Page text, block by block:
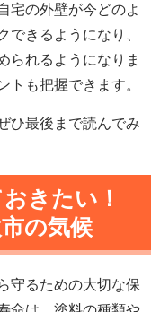
宅の外壁が今どのよ
できるようになり、
られるようになりま
トも把握できます。
ひ最後まで読んでみ
きたい！
の気候
守るための大切な保